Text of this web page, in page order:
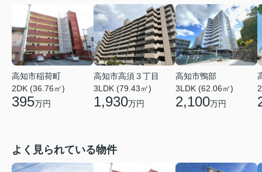
高知市稲荷町
2DK (36.76㎡)
395万円
高知市高須３丁目
3LDK (79.43㎡)
1,930万円
高知市鴨部
3LDK (62.06㎡)
2,100万円
よく見られている物件